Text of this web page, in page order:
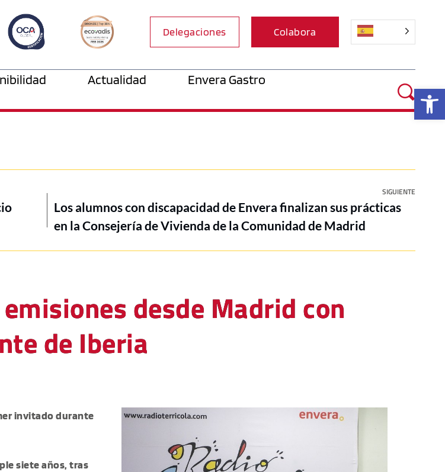
Delegaciones Colabora
Actualidad
Envera Gastro
SIGUIENTE
Los alumnos con discapacidad de Envera finalizan sus prácticas
en la Consejería de Vivienda de la Comunidad de Madrid
desde Madrid con
de Iberia
invitado durante
siete años, tras